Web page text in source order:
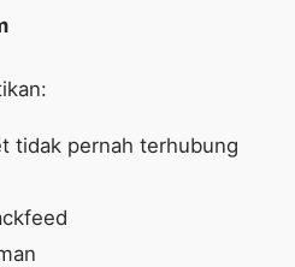
tidak pernah terhubung